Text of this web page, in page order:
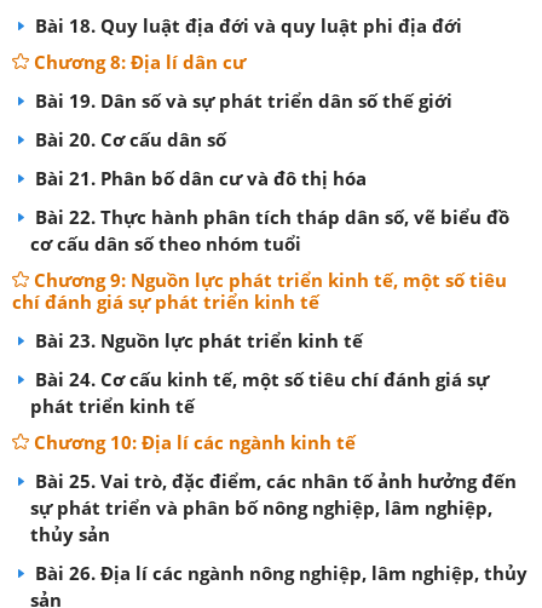
Bài 18. Quy luật địa đới và quy luật phi địa đới
Chương 8: Địa lí dân cư
Bài 19. Dân số và sự phát triển dân số thế giới
Bài 20. Cơ cấu dân số
Bài 21. Phân bố dân cư và đô thị hóa
Bài 22. Thực hành phân tích tháp dân số, vẽ biểu đồ
cơ cấu dân số theo nhóm tuổi
Chương 9: Nguồn lực phát triển kinh tế, một số tiêu
chí đánh giá sự phát triển kinh tế
Bài 23. Nguồn lực phát triển kinh tế
Bài 24. Cơ cấu kinh tế, một số tiêu chí đánh giá sự
phát triển kinh tế
Chương 10: Địa lí các ngành kinh tế
Bài 25. Vai trò, đặc điểm, các nhân tố ảnh hưởng đến
sự phát triển và phân bố nông nghiệp, lâm nghiệp,
thủy sản
Bài 26. Địa lí các ngành nông nghiệp, lâm nghiệp, thủy
sản